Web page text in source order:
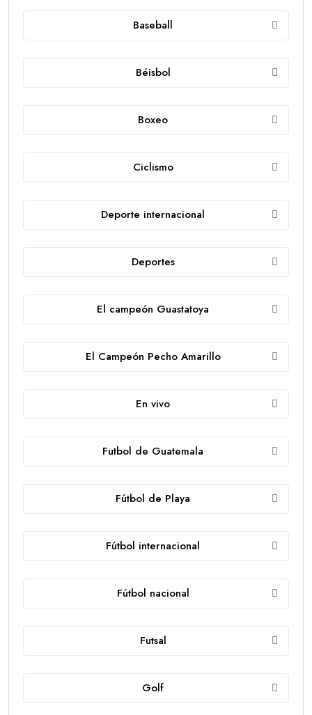
Baseball
Béisbol
Boxeo
Ciclismo
Deporte internacional
Deportes
El campeón Guastatoya
El Campeón Pecho Amarillo
En vivo
Futbol de Guatemala
Fútbol de Playa
Fútbol internacional
Fútbol nacional
Futsal
Golf